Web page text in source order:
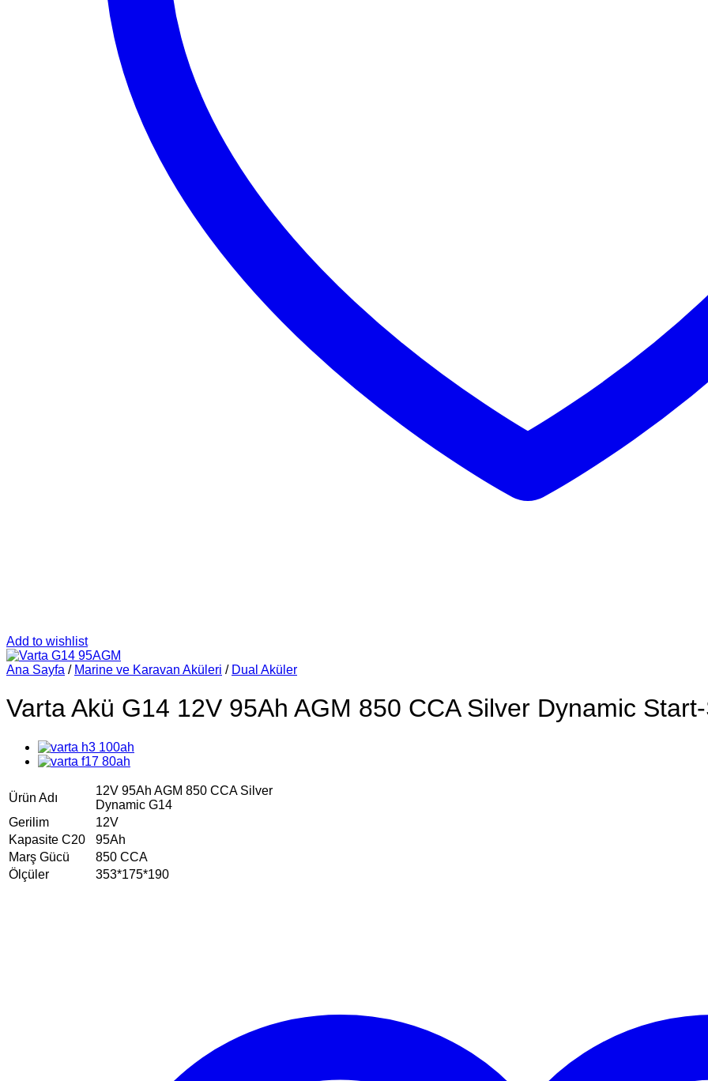
Add to wishlist
Ana Sayfa / Marine ve Karavan Aküleri / Dual Aküler
Varta Akü G14 12V 95Ah AGM 850 CCA Silver Dynamic
Ürün Adı
12V 95Ah AGM 850 CCA Silver
Dynamic G14
Gerilim
12V
Kapasite C20
95Ah
Marş Gücü
850 CCA
Ölçüler
353*175*190